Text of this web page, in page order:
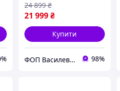
21 999 ₴
24 899 ₴
Купити
ФОП Василевич Василь Андрійович 98%